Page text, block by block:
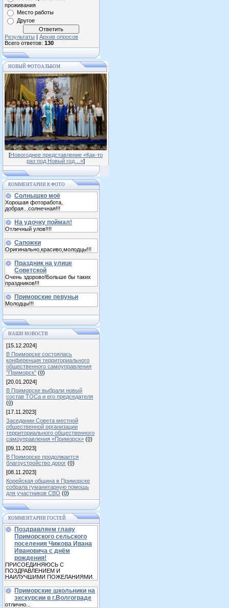
проживания
Место работы
Другое
Результаты | Архив опросов
Всего ответов: 130
НОВЫЙ ФОТОАЛЬБОМ
[Новогоднее представление «Как-то
раз под Новый год…»]
КОММЕНТАРИИ К ФОТО
Солнышко моё
Хорошая фоторабота,
добрая...солнечная!!!
На удочку поймал!
Отличный улов!!!!
Сапожки
Оригинально,красиво,молодцы!!!
Праздник на улице
Советской
Очень здорово!Больше бы таких
праздников!!!
Приморские певуньи
Молодцы!!!
НАШИ НОВОСТИ
[15.12.2024]
В Приморске состоялась
конференция территориального
общественного самоуправления
"Приморск" (0)
[20.01.2024]
В Приморске выбрали новый
состав ТОСа и его председателя
(0)
[17.11.2023]
Заседании Совета местной
общественной организации
территориального общественного
самоуправления «Приморск» (0)
[09.11.2023]
В Приморске продолжается
благоустройство дорог (0)
[08.11.2023]
Корейская община в Приморске
собрала гуманитарную помощь
для участников СВО (0)
КОММЕНТАРИИ ГОСТЕЙ
Поздравляем главу
Приморского сельского
поселения Чижова Ивана
Ивановича с днём
рождения!
ПРИСОЕДИНЯЮСЬ С
ПОЗДРАВЛЕНИЕМ И
НАИЛУЧШИМИ ПОЖЕЛАНИЯМИ.
Приморские школьники на
экскурсии в г.Волгограде
отлично...